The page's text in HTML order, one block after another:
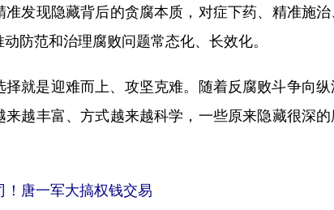
发现隐藏背后的贪腐本质，对症下药、精准施
防范和治理腐败问题常态化、长效化。
是迎难而上、攻坚克难。随着反腐败斗争向纵
来越丰富、方式越来越科学，一些原来隐藏很深
！唐一军大搞权钱交易